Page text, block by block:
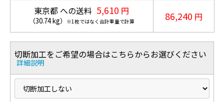
東京都 への送料 5,610 円
（30.74kg） ※1枚ではなく合計重量で計算 86,240 円
切断加工をご希望の場合はこちらからお選びください
詳細説明